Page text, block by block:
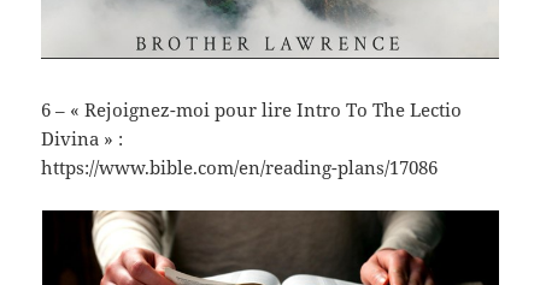
6 – « Rejoignez-moi pour lire Intro To The Lectio
Divina » :
https://www.bible.com/en/reading-plans/17086